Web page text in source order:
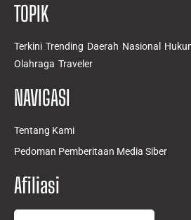
TOPIK
Terkini Trending Daerah Nasional
Olahraga Traveler
NAVIGASI
Tentang Kami
Pedoman Pemberitaan Media Siber
Afiliasi